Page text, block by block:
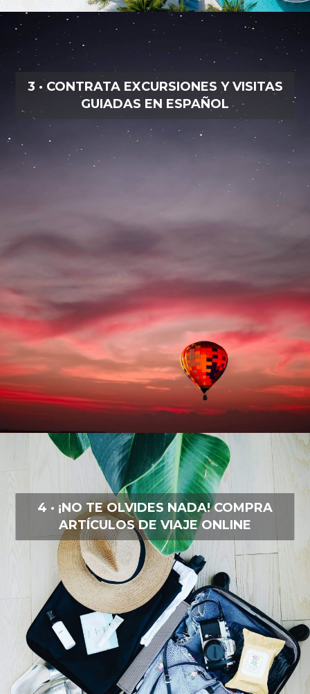
3 · CONTRATA EXCURSIONES Y VISITAS
GUIADAS EN ESPAÑOL
4 · ¡NO TE OLVIDES NADA! COMPRA
ARTÍCULOS DE VIAJE ONLINE